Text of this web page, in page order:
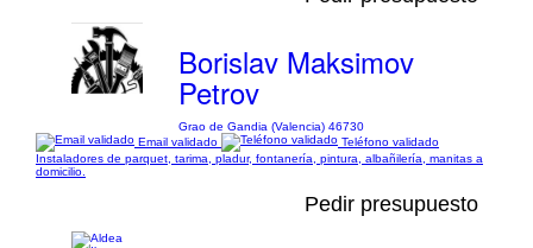
Borislav Maksimov
Petrov
Grao de Gandia (Valencia) 46730
Email validado
Teléfono validado
Instaladores de parquet, tarima, pladur, fontanería, pintura, albañilería, manitas a
domicilio.
Pedir presupuesto